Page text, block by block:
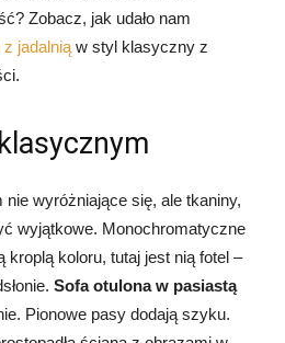
Zobacz, jak udało nam
z jadalnią w styl klasyczny z
nie wyróżniające się, ale tkaniny,
wyjątkowe. Monochromatyczne
kroplą koloru, tutaj jest nią fotel –
Sofa otulona w pasiastą
Pionowe pasy dodają szyku.